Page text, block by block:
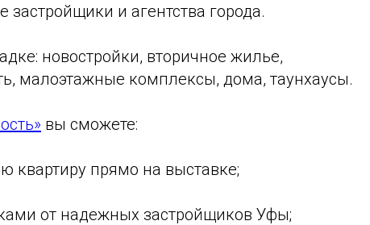
и агентства города.
новостройки, вторичное жилье,
малоэтажные комплексы, дома, таунхаусы.
вы сможете:
квартиру прямо на выставке;
от надежных застройщиков Уфы;